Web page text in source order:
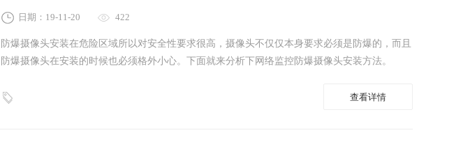
日期：19-11-20 422
防爆摄像头安装在危险区域所以对安全性要求很高，摄像头不仅仅本身要求必须是防爆的，而且
防爆摄像头在安装的时候也必须格外小心。下面就来分析下网络监控防爆摄像头安装方法。
查看详情